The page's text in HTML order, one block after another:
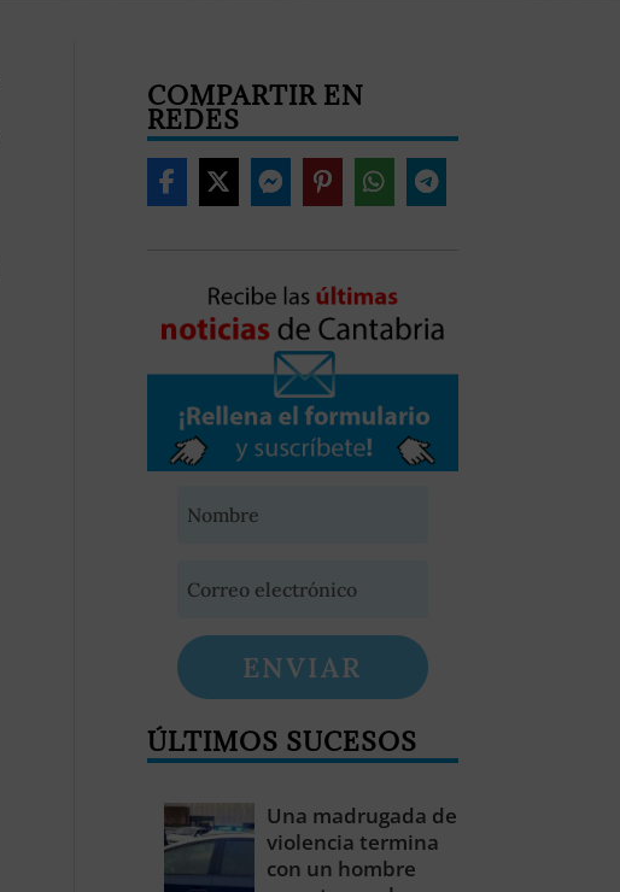
COMPARTIR EN
REDES
ENVIAR
ÚLTIMOS SUCESOS
Una madrugada de
violencia termina
con un hombre